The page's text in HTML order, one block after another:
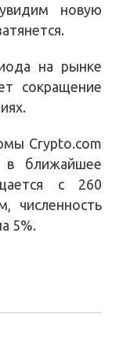
новую
на рынке
сокращение
Crypto.com
в ближайшее
с 260
численность
5%.